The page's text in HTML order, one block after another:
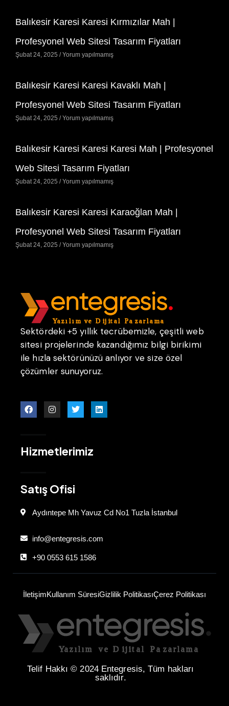
Balıkesir Karesi Karesi Kırmızılar Mah |
Profesyonel Web Sitesi Tasarım Fiyatları
Şubat 24, 2025 Yorum yapılmamış
Balıkesir Karesi Karesi Kavaklı Mah |
Profesyonel Web Sitesi Tasarım Fiyatları
Şubat 24, 2025 Yorum yapılmamış
Balıkesir Karesi Karesi Karesi Mah | Profesyonel
Web Sitesi Tasarım Fiyatları
Şubat 24, 2025 Yorum yapılmamış
Balıkesir Karesi Karesi Karaoğlan Mah |
Profesyonel Web Sitesi Tasarım Fiyatları
Şubat 24, 2025 Yorum yapılmamış
Sektördeki +5 yıllık tecrübemizle, çeşitli web
sitesi projelerinde kazandığımız bilgi birikimi
ile hızla sektörünüzü anlıyor ve size özel
çözümler sunuyoruz.
Hizmetlerimiz
Satış Ofisi
Aydıntepe Mh Yavuz Cd No1 Tuzla İstanbul
info@entegresis.com
+90 0553 615 1586
İletişimKullanım SüresiGizlilik PolitikasıÇerez Politikası
Telif Hakkı © 2024 Entegresis, Tüm hakları
saklıdır.